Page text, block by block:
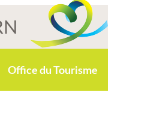
Office du Tourisme